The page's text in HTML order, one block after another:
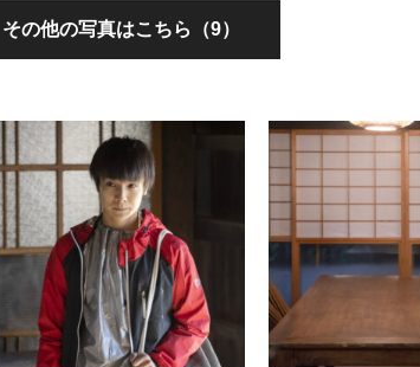
その他の写真はこちら（9）